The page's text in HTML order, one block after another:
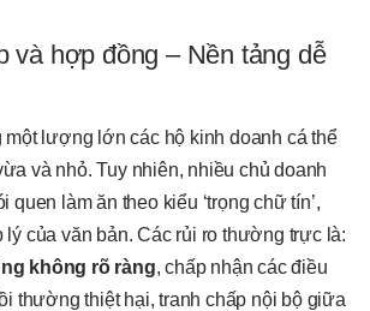
và hợp đồng – Nền tảng dễ
một lượng lớn các hộ kinh doanh cá thể
và nhỏ. Tuy nhiên, nhiều chủ doanh
quen làm ăn theo kiểu ‘trọng chữ tín’,
lý của văn bản. Các rủi ro thường trực là:
không rõ ràng, chấp nhận các điều
thường thiệt hại, tranh chấp nội bộ giữa